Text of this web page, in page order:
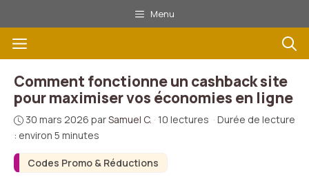
au
contenu
Menu
Menu
Codes Promo & Réductions
Comment fonctionne un cashback site
pour maximiser vos économies en ligne
30 mars 2026 parSamuel C. · 10 lectures · Durée de lecture
: environ 5 minutes